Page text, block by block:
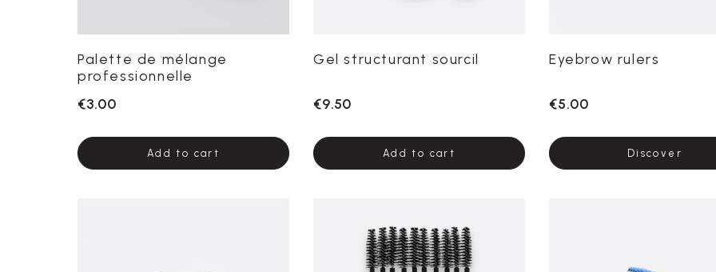
Palette de mélange
professionnelle
€3.00
Add to cart
Gel structurant sourcil
€9.50
Add to cart
Eyebrow rulers
€5.00
Discover